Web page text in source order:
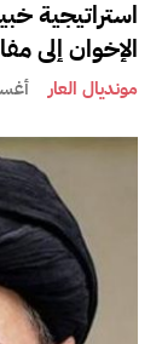
استراتيجية
الإخوان إلى
مونديال العار